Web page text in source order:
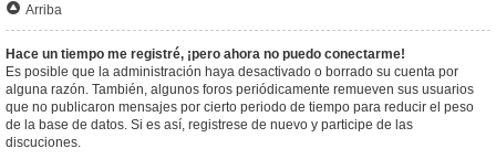
Arriba
Hace un tiempo me registré, ¡pero ahora no puedo conectarme!
Es posible que la administración haya desactivado o borrado su cuenta por
alguna razón. También, algunos foros periódicamente remueven sus usuarios
que no publicaron mensajes por cierto periodo de tiempo para reducir el peso
de la base de datos. Si es así, registrese de nuevo y participe de las
discuciones.